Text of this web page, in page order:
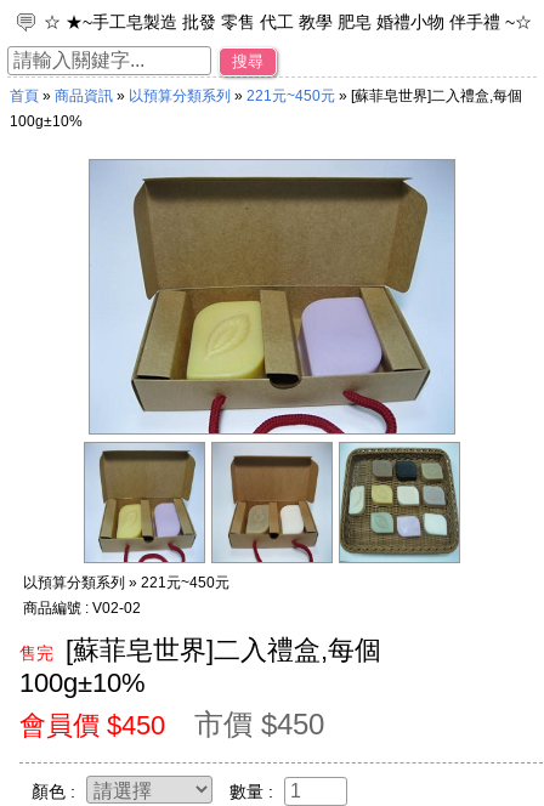
☆ ★~手工皂製造 批發 零售 代工 教學 肥皂 婚禮小物 伴手禮 ~☆
★
☆ ★~工廠直營 專業製造 品牌代工 接受小量訂單~☆ ★
☆ ★~加入免費會員~可享每次購物95折之優惠。~☆ ★
☆ ★~歡迎光臨~蘇菲皂世界~☆ ★
搜尋
首頁» 商品資訊» 以預算分類系列 » 221元~450元» [蘇菲皂世界]二入禮盒,每個
100g±10%
以預算分類系列 » 221元~450元
商品編號 : V02-02
售完
[蘇菲皂世界]二入禮盒,每個
100g±10%
會員價 $450 市價 $450
顏色 : 數量 :